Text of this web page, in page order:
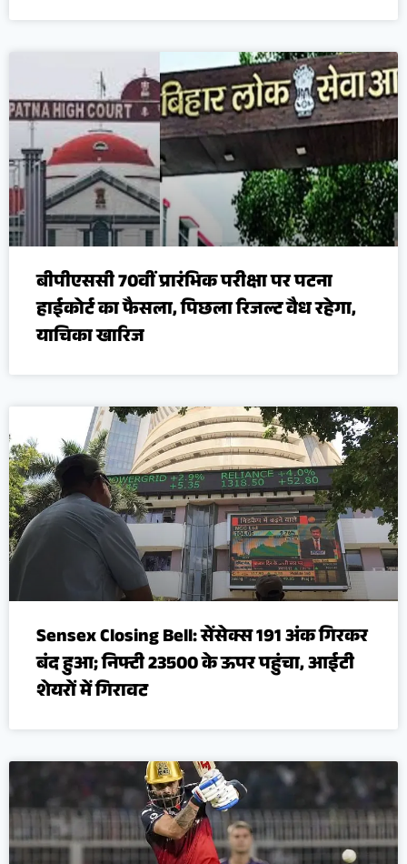
बीपीएससी 70वीं प्रारंभिक परीक्षा पर पटना
हाईकोर्ट का फैसला, पिछला रिजल्ट वैध रहेगा,
याचिका खारिज
Sensex Closing Bell: सेंसेक्स 191 अंक गिरकर
बंद हुआ; निफ्टी 23500 के ऊपर पहुंचा, आईटी
शेयरों में गिरावट